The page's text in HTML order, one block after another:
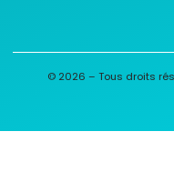
© 2026 – Tous droits